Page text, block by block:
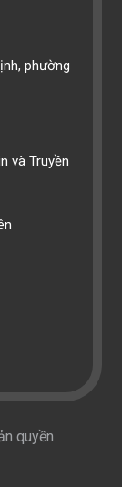
phường
và Truyền
quyền